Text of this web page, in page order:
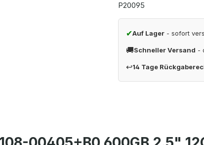
P20095
✔Auf Lager - sofort
🚚Schneller Versand -
↩14 Tage